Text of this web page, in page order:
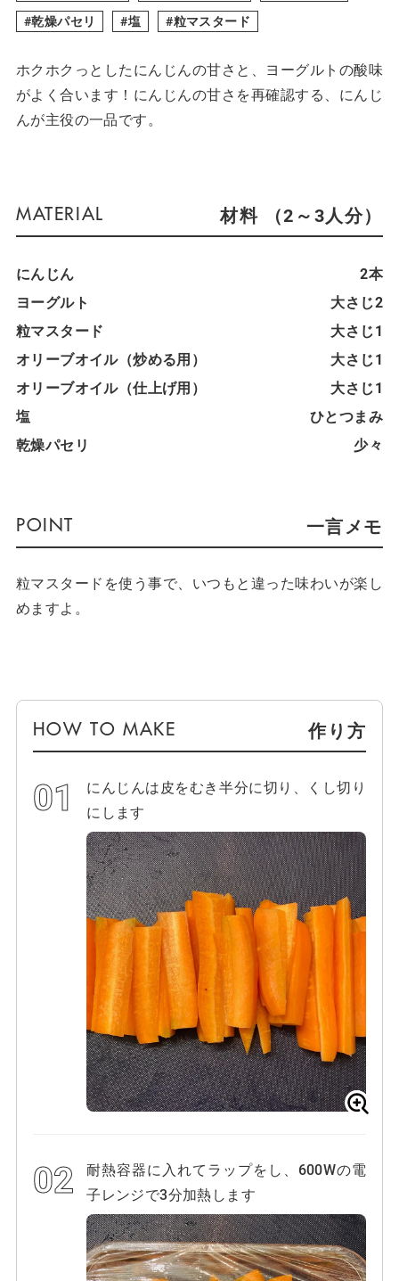
乾燥パセリ
塩 粒マスタード
ホクホクっとしたにんじんの甘さと、ヨーグルトの酸味
がよく合います！にんじんの甘さを再確認する、にんじ
んが主役の一品です。
材料 （2～3人分）
にんじん
2本
ヨーグルト
大さじ2
粒マスタード
大さじ1
オリーブオイル（炒める用）
大さじ1
オリーブオイル（仕上げ用）
大さじ1
塩
ひとつまみ
乾燥パセリ
少々
一言メモ
粒マスタードを使う事で、いつもと違った味わいが楽し
めますよ。
作り方
にんじんは皮をむき半分に切り、くし切り
にします
耐熱容器に入れてラップをし、600Wの電
子レンジで3分加熱します